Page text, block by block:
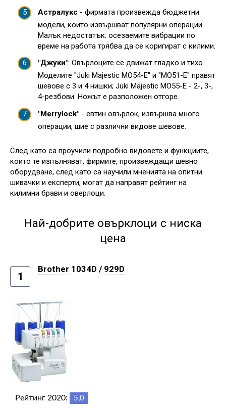
Астралукс - фирмата произвежда бюджетни
модели, които извършват популярни операции.
Малък недостатък: осезаемите вибрации по
време на работа трябва да се коригират с килими.
"Джуки": Овърлоците се движат гладко и тихо.
Моделите "Juki Majestic MO54-E" и "MO51-E" правят
шевове с 3 и 4 нишки; Juki Majestic MO55-E - 2-, 3-,
4-резбови. Ножът е разположен отгоре.
"Merrylock" - евтин овърлок, извършва много
операции, шие с различни видове шевове.
След като са проучили подробно видовете и функциите,
които те изпълняват, фирмите, произвеждащи шевно
оборудване, след като са научили мненията на опитни
шивачки и експерти, могат да направят рейтинг на
килимни брави и оверлоци.
Най-добрите овърклоци с ниска
цена
1
Brother 1034D / 929D
Рейтинг 2020: 5,0